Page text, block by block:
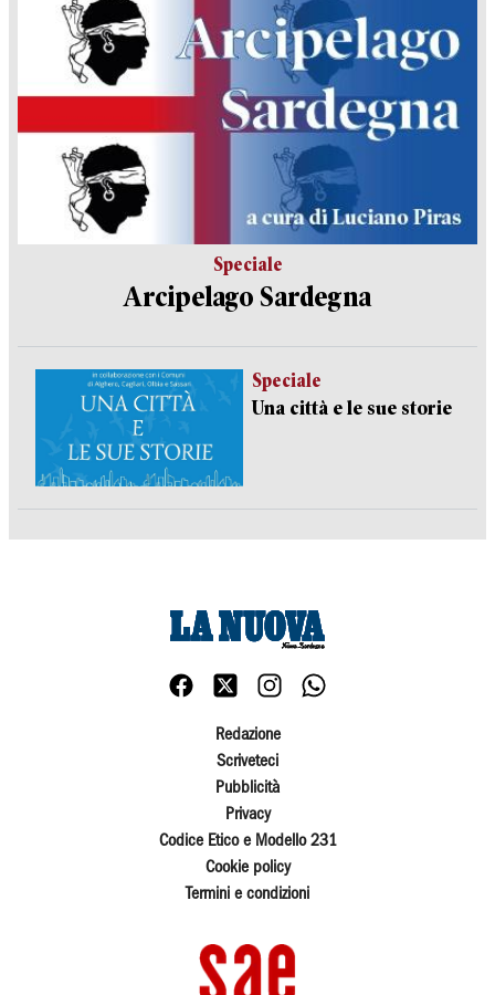
Speciale
Arcipelago Sardegna
Speciale
Una città e le sue storie
Redazione
Scriveteci
Pubblicità
Privacy
Codice Etico e Modello 231
Cookie policy
Termini e condizioni